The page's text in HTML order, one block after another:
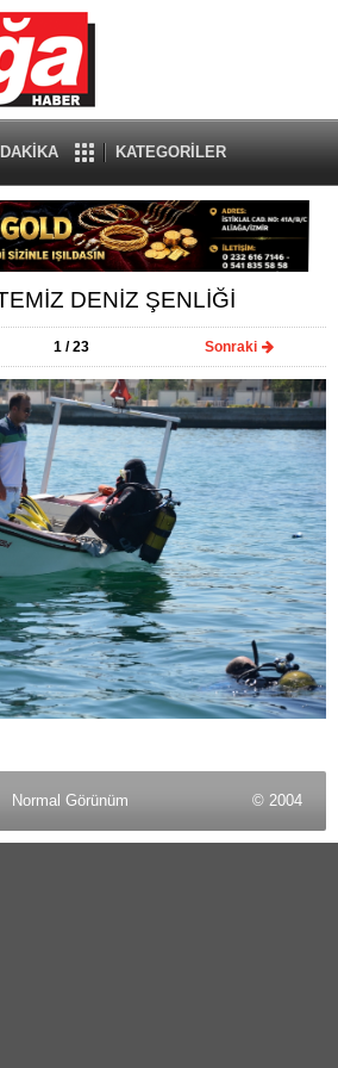
KATEGORİLER
DENİZ ŞENLİĞİ
1/ 23 Sonraki
Normal Görünüm © 2004